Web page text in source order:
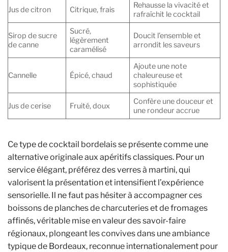
Jus de citron Citrique, frais
Rehausse la vivacité et
rafraîchit le cocktail
Sirop de sucre
de canne
Sucré,
légèrement
caramélisé
Doucit l’ensemble et
arrondit les saveurs
Cannelle Épicé, chaud
Ajoute une note
chaleureuse et
sophistiquée
Jus de cerise Fruité, doux
Confère une douceur et
une rondeur accrue
Ce type de cocktail bordelais se présente comme une
alternative originale aux apéritifs classiques. Pour un
service élégant, préférez des verres à martini, qui
valorisent la présentation et intensifient l’expérience
sensorielle. Il ne faut pas hésiter à accompagner ces
boissons de planches de charcuteries et de fromages
affinés, véritable mise en valeur des savoir-faire
régionaux, plongeant les convives dans une ambiance
typique de Bordeaux, reconnue internationalement pour